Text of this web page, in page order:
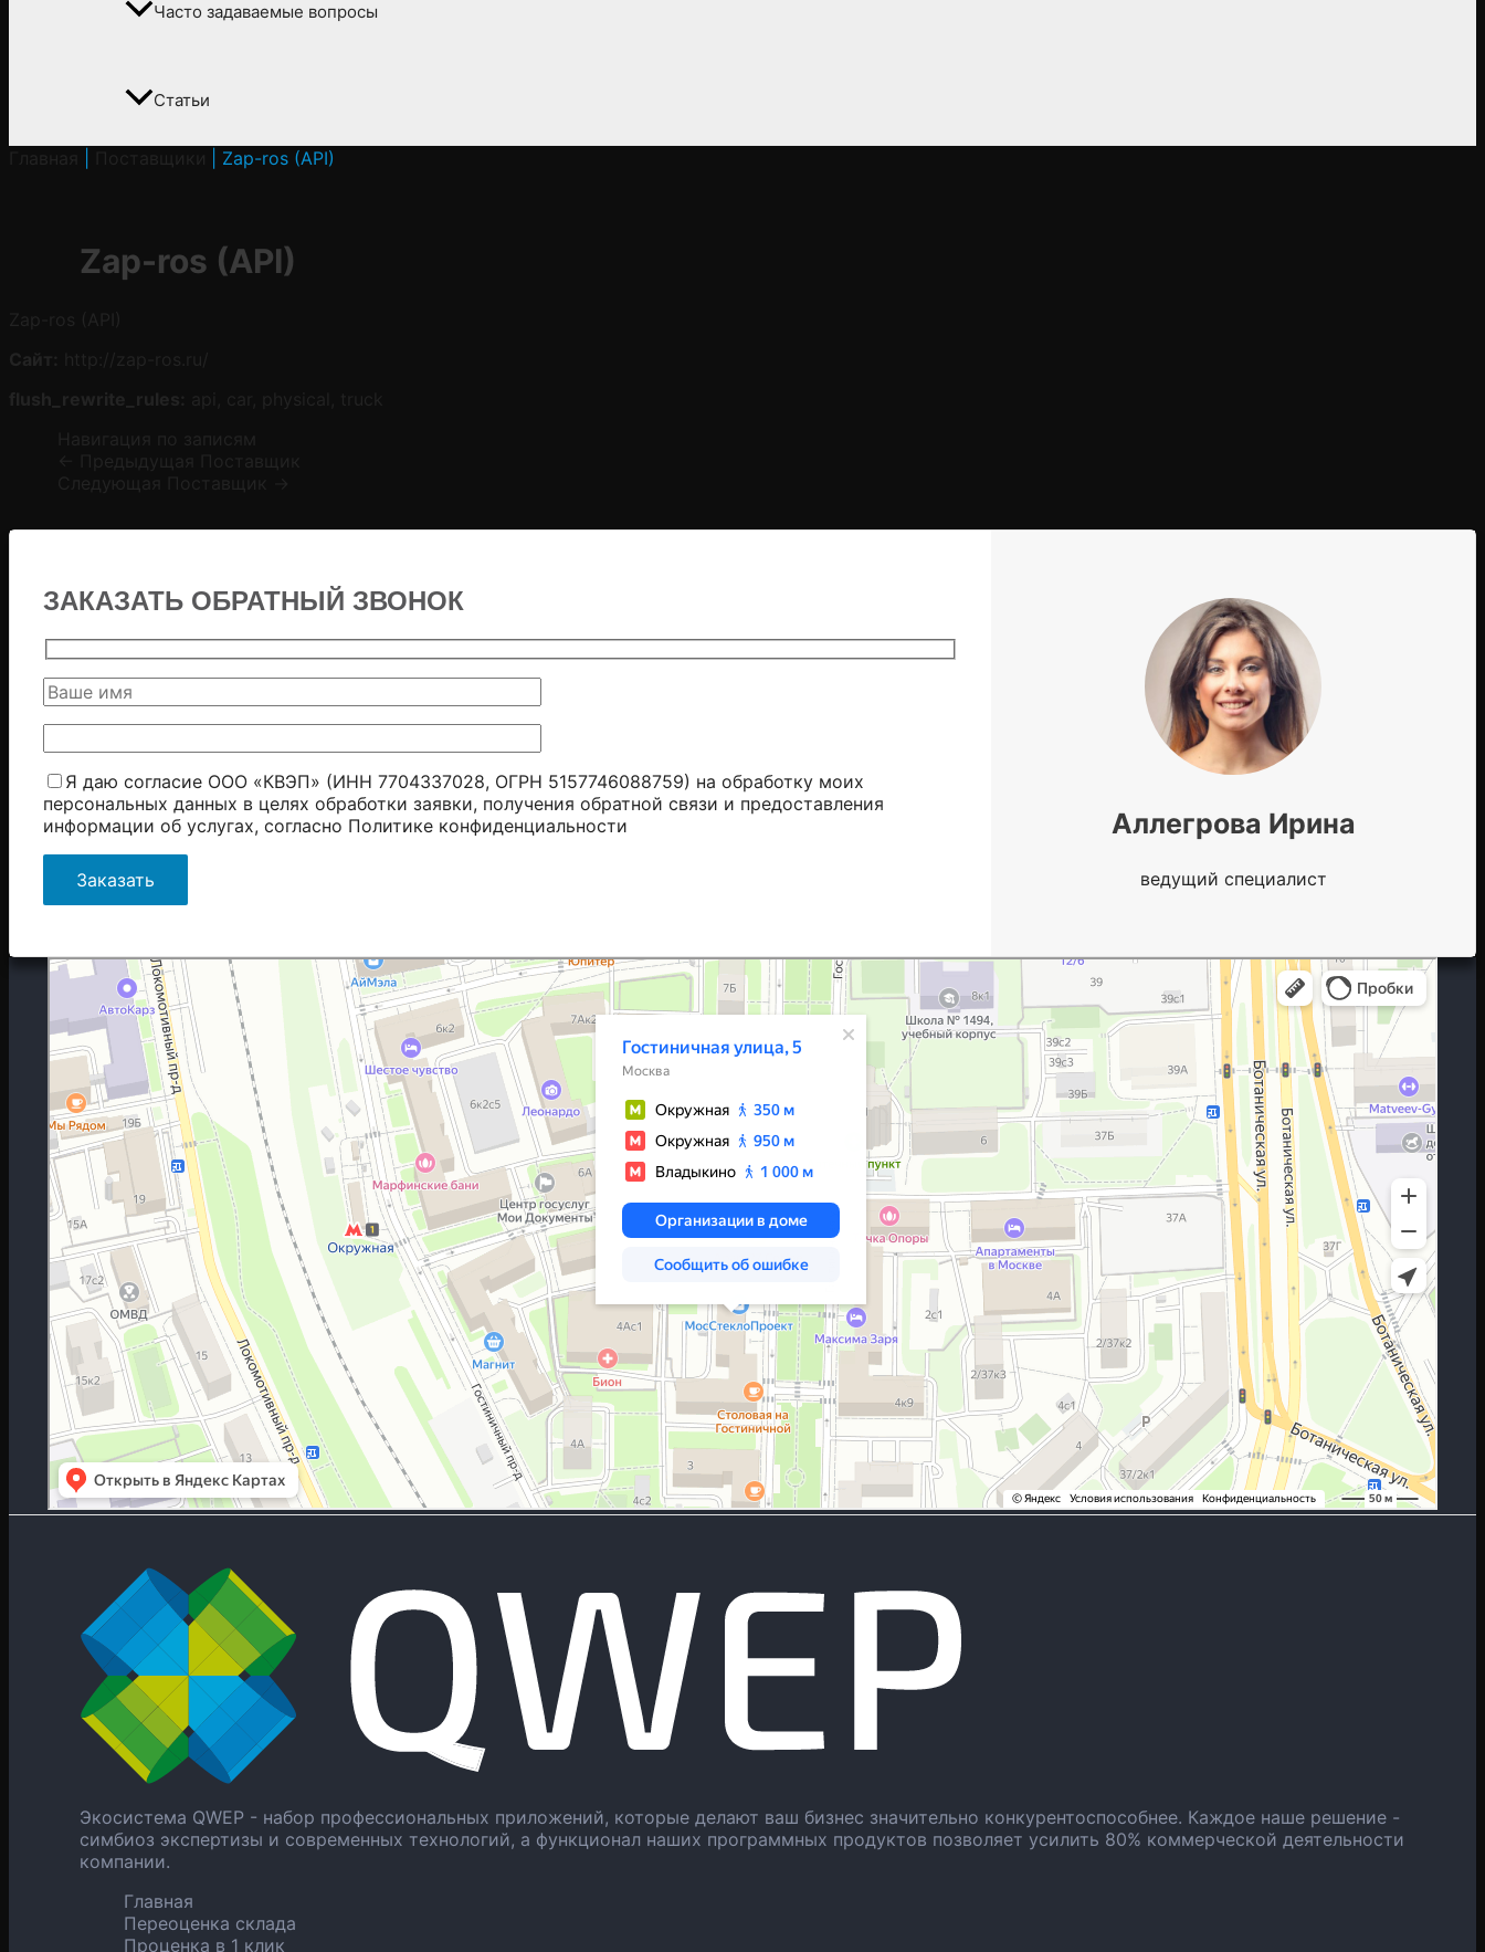
Часто задаваемые вопросы
Статьи
Zap-ros (API)
Zap-ros (API)
ЗАКАЗАТЬ ОБРАТНЫЙ ЗВОНОК
Я даю согласие ООО «КВЭП» (ИНН 7704337028, ОГРН 5157746088759) на обработку моих
персональных данных в целях обработки заявки, получения обратной связи и предоставления
информации об услугах, согласно Политике конфиденциальности Аллегрова Ирина
ведущий специалист
Москва
Гостиничная улица, 5 — Яндекс.Карты
Экосистема QWEP - набор профессиональных приложений, которые делают ваш бизнес значительно конкурентоспособнее. Каждое наше решение -
симбиоз экспертизы и современных технологий, а функционал наших программных продуктов позволяет усилить 80% коммерческой деятельности
компании.
Главная
Переоценка склада
Проценка в 1 клик